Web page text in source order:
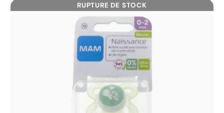
RUPTURE DE STOCK